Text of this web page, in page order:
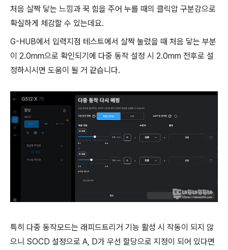
처음 살짝 닿는 느낌과 꾹 힘을 주어 누를 때의 클릭압 구분감으로
확실하게 체감할 수 있는데요.
G-HUB에서 입력지점 테스트에서 살짝 눌렀을 때 처음 닿는 부분
이 2.0mm으로 확인되기에 다중 동작 설정 시 2.0mm 전후로 설
정하시시면 도움이 될 거 같습니다.
특히 다중 동작모드는 래피드트리거 기능 활성 시 작동이 되지 않
으니 SOCD 설정으로 A, D가 우선 할당으로 지정이 되어 있다면